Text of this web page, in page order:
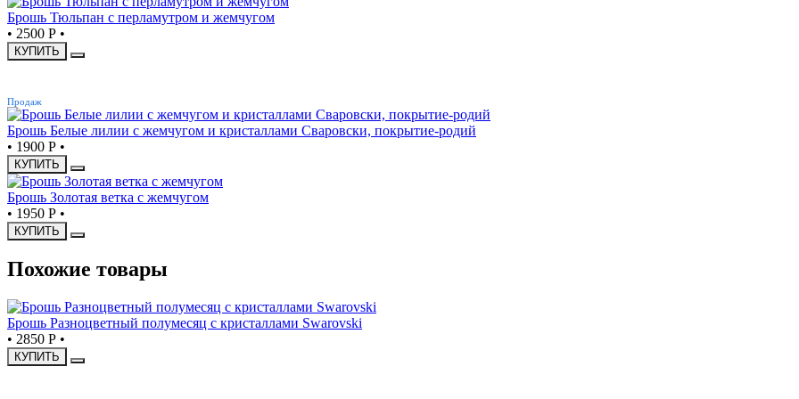
Брошь Тюльпан с перламутром и жемчугом
• 2500 Р •
КУПИТЬ
Продаж
Брошь Белые лилии с жемчугом и кристаллами Сваровски, покрытие-родий
• 1900 Р •
КУПИТЬ
Брошь Золотая ветка с жемчугом
• 1950 Р •
КУПИТЬ
Похожие товары
Брошь Разноцветный полумесяц с кристаллами Swarovski
• 2850 Р •
КУПИТЬ